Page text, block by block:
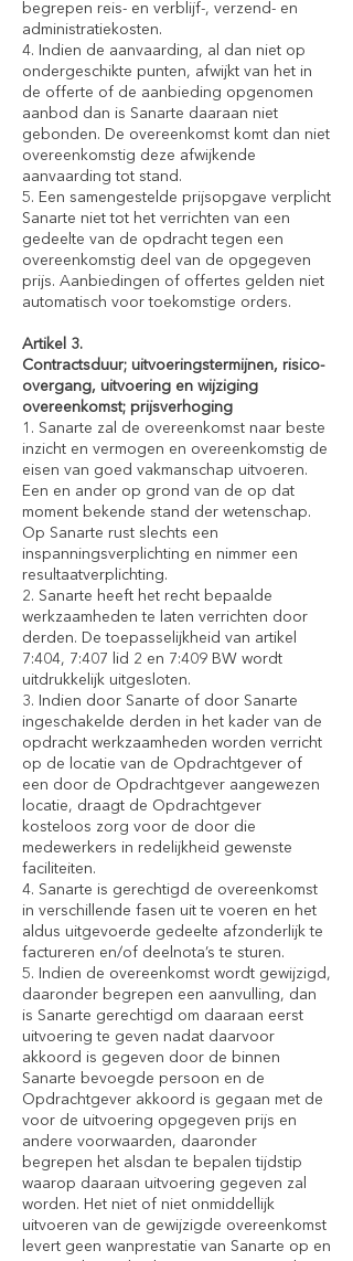
begrepen reis- en verblijf-, verzend- en
administratiekosten.
4. Indien de aanvaarding, al dan niet op
ondergeschikte punten, afwijkt van het in
de offerte of de aanbieding opgenomen
aanbod dan is Sanarte daaraan niet
gebonden. De overeenkomst komt dan niet
overeenkomstig deze afwijkende
aanvaarding tot stand.
5. Een samengestelde prijsopgave verplicht
Sanarte niet tot het verrichten van een
gedeelte van de opdracht tegen een
overeenkomstig deel van de opgegeven
prijs. Aanbiedingen of offertes gelden niet
automatisch voor toekomstige orders.
Artikel 3.
Contractsduur; uitvoeringstermijnen, risico-
overgang, uitvoering en wijziging
overeenkomst; prijsverhoging
1. Sanarte zal de overeenkomst naar beste
inzicht en vermogen en overeenkomstig de
eisen van goed vakmanschap uitvoeren.
Een en ander op grond van de op dat
moment bekende stand der wetenschap.
Op Sanarte rust slechts een
inspanningsverplichting en nimmer een
resultaatverplichting.
2. Sanarte heeft het recht bepaalde
werkzaamheden te laten verrichten door
derden. De toepasselijkheid van artikel
7:404, 7:407 lid 2 en 7:409 BW wordt
uitdrukkelijk uitgesloten.
3. Indien door Sanarte of door Sanarte
ingeschakelde derden in het kader van de
opdracht werkzaamheden worden verricht
op de locatie van de Opdrachtgever of
een door de Opdrachtgever aangewezen
locatie, draagt de Opdrachtgever
kosteloos zorg voor de door die
medewerkers in redelijkheid gewenste
faciliteiten.
4. Sanarte is gerechtigd de overeenkomst
in verschillende fasen uit te voeren en het
aldus uitgevoerde gedeelte afzonderlijk te
factureren en/of deelnota’s te sturen.
5. Indien de overeenkomst wordt gewijzigd,
daaronder begrepen een aanvulling, dan
is Sanarte gerechtigd om daaraan eerst
uitvoering te geven nadat daarvoor
akkoord is gegeven door de binnen
Sanarte bevoegde persoon en de
Opdrachtgever akkoord is gegaan met de
voor de uitvoering opgegeven prijs en
andere voorwaarden, daaronder
begrepen het alsdan te bepalen tijdstip
waarop daaraan uitvoering gegeven zal
worden. Het niet of niet onmiddellijk
uitvoeren van de gewijzigde overeenkomst
levert geen wanprestatie van Sanarte op en